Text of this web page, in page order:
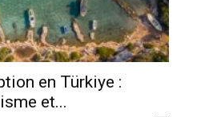
en Türkiye :
et...